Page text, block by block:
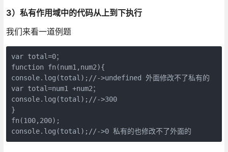
3）私有作用域中的代码从上到下执行
我们来看一道例题
var total=0；
function fn(num1,num2){
console.log(total);//->undefined 外面修改不了私有的
var total=num1 +num2；
console.log(total);//->300
}
fn(100,200);
console.log(total);//->0 私有的也修改不了外面的